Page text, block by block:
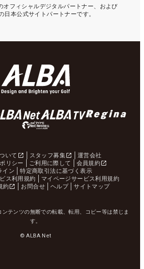
オフィシャルデジタルパートナー、および
日本公式サイトパートナーです。
いて スタッフ募集
運営会社
リシー
ご利用に際して
会員規約
イン
特定商取引法に基づく表示
ス利用規約
マイページサービス利用規約
約
お問合せ ヘルプ サイトマップ
テンツの無断での転載、転用、コピー等は禁じま
す。
© ALBA Net